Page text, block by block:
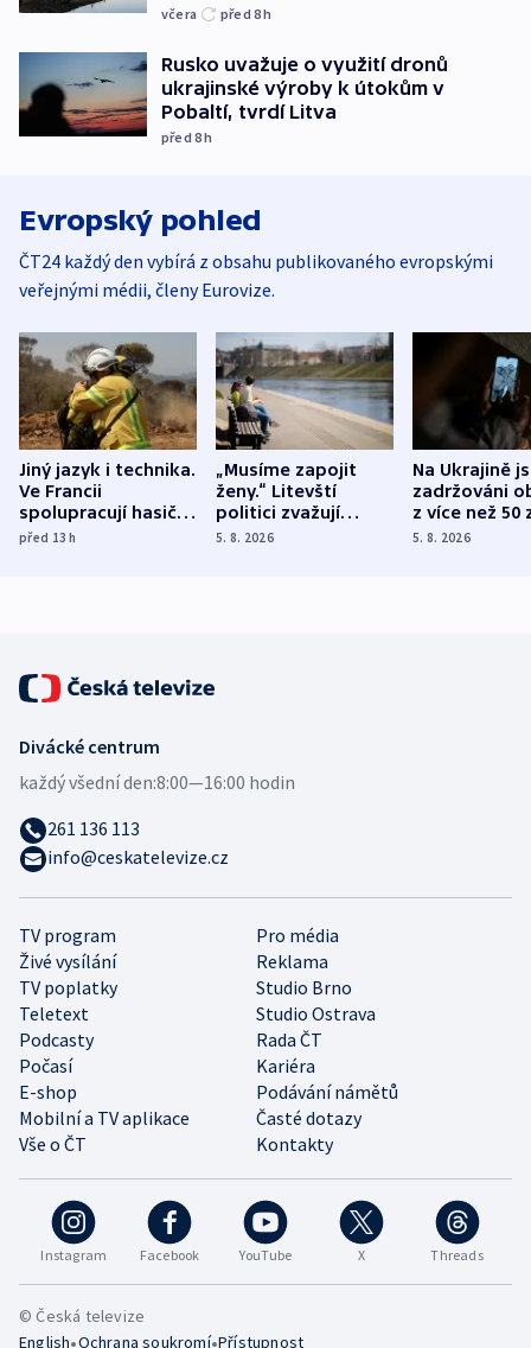
včera před 8h
Rusko uvažuje o využití dronů
ukrajinské výroby k útokům v
Pobaltí, tvrdí Litva
před 8h
Evropský pohled
ČT24 každý den vybírá z obsahu publikovaného evropskými
veřejnými médii, členy Eurovize.
Jiný jazyk i technika.
Ve Francii
spolupracují hasiči z
různých zemí
před 13h
„Musíme zapojit
ženy.“ Litevští
politici zvažují
dohodu o
5. 8. 2026
Na Ukrajině
zadržováni
z více než 50
Bojovali na
5. 8. 2026
Instagram Facebook YouTube X Threads
TV program
Pro média
Živé vysílání
Reklama
TV poplatky
Studio Brno
Teletext
Studio Ostrava
Podcasty
Rada ČT
Počasí
Kariéra
E-shop
Podávání námětů
Mobilní a TV aplikace
Časté dotazy
Vše o ČT
Kontakty
Divácké centrum
každý všední den:8:00—16:00 hodin
261 136 113
info@ceskatelevize.cz
© Česká televize
English•Ochrana soukromí•Přístupnost